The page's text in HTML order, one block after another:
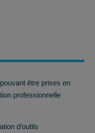
être prises en
professionnelle
d’outils